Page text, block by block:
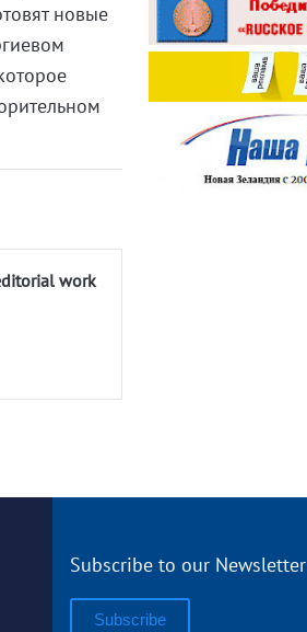
новые
work
Subscribe to our Newsletter
Subscribe